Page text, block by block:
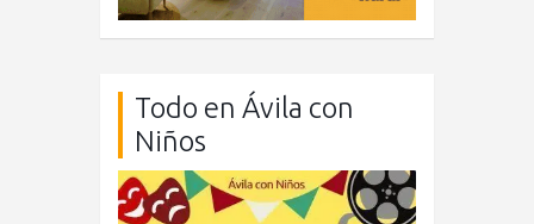
Todo en Ávila con
Niños